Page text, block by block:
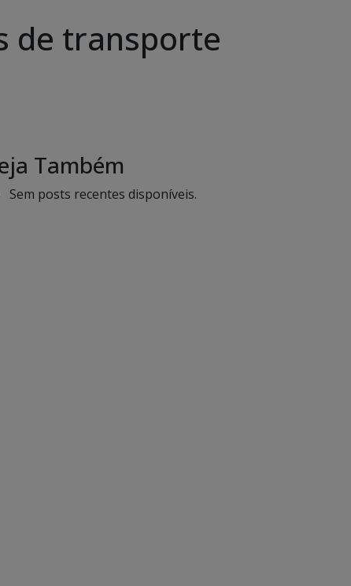
de transporte
Também
Sem posts recentes disponíveis.